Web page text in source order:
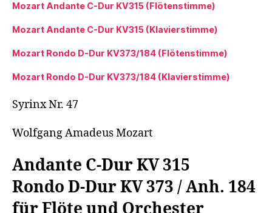
Mozart Andante C-Dur KV315 (Flötenstimme)
Mozart Andante C-Dur KV315 (Klavierstimme)
Mozart Rondo D-Dur KV373/184 (Flötenstimme)
Mozart Rondo D-Dur KV373/184 (Klavierstimme)
Syrinx Nr. 47
Wolfgang Amadeus Mozart
Andante C-Dur KV 315
Rondo D-Dur KV 373 / Anh. 184
für Flöte und Orchester